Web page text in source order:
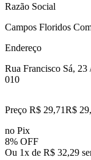
Razão Social
Campos Floridos
Endereço
Rua Francisco Sá, 23
010
Preço R$ 29,71R$ 29,
no Pix
8% OFF
Ou 1x de R$ 32,29